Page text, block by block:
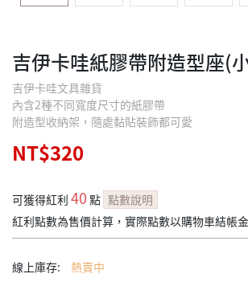
吉伊卡哇紙膠帶附造型座(
吉伊卡哇文具雜貨
內含2種不同寬度尺寸的紙膠帶
附造型收納架，隨處黏貼裝飾都可愛
NT$320
可獲得紅利 40 點 點數說明
紅利點數為售價計算，實際點數以購物車結帳
線上庫存: 熱賣中